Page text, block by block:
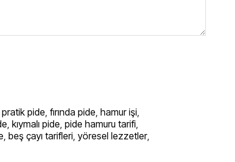
pratik pide, fırında pide, hamur işi,
, kıymalı pide, pide hamuru tarifi,
, beş çayı tarifleri, yöresel lezzetler,